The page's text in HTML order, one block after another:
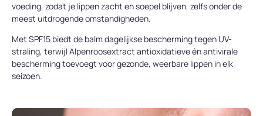
voeding, zodat je lippen zacht en soepel blijven, zelfs onder de
meest uitdrogende omstandigheden.
Met SPF15 biedt de balm dagelijkse bescherming tegen UV-
straling, terwijl Alpenroosextract antioxidatieve én antivirale
bescherming toevoegt voor gezonde, weerbare lippen in elk
seizoen.